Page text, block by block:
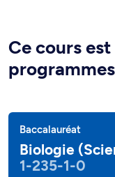
Ce cours
Baccalauréat
Biologie
1-235-1-0